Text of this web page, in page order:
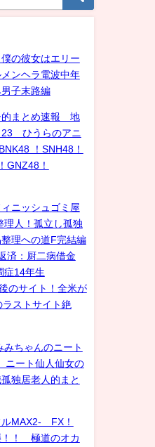
の彼女はエリー
ンヘラ電波中年
子末路編
まとめ速報 地
23 ひうらのアニ
！SNH48！
GNZ48！
ニッシュゴミ屋
理人！孤立し孤独
理への道F完結編
済：厨二病借金
症14年生
のサイト！全米が
ストサイト絶
ちゃんのニート
ニート仙人仙女の
独居老人的まと
ルMAX2- FX！
！！ 極道のオカ